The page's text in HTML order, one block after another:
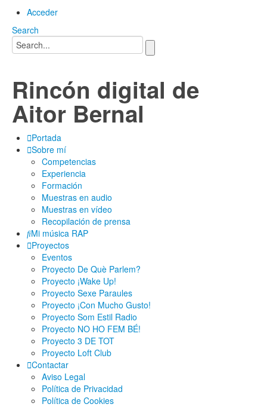
Acceder
Search
Rincón digital de
Aitor Bernal
Portada
Sobre mí
Competencias
Experiencia
Formación
Muestras en audio
Muestras en vídeo
Recopilación de prensa
Mi música RAP
Proyectos
Eventos
Proyecto De Què Parlem?
Proyecto ¡Wake Up!
Proyecto Sexe Paraules
Proyecto ¡Con Mucho Gusto!
Proyecto Som Estil Radio
Proyecto NO HO FEM BÉ!
Proyecto 3 DE TOT
Proyecto Loft Club
Contactar
Aviso Legal
Política de Privacidad
Política de Cookies